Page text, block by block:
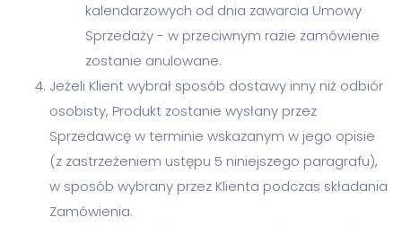
kalendarzowych od dnia zawarcia Umowy
Sprzedaży - w przeciwnym razie zamówienie
zostanie anulowane.
Jeżeli Klient wybrał sposób dostawy inny niż odbiór
osobisty, Produkt zostanie wysłany przez
Sprzedawcę w terminie wskazanym w jego opisie
(z zastrzeżeniem ustępu 5 niniejszego paragrafu),
w sposób wybrany przez Klienta podczas składania
Zamówienia.